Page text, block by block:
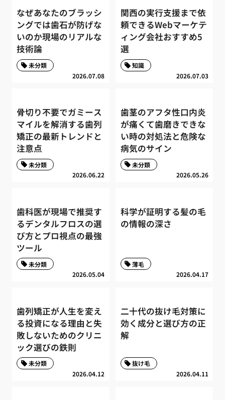
なぜあなたのブラッシ
ングでは歯石が防げな
いのか現場のリアルな
技術論
2026.07.08
未分類
関西の実行支援まで依
頼できるWebマーケテ
ィング会社おすすめ5
選
2026.07.03
知識
骨切り不要でガミース
マイルを解消する歯列
矯正の最新トレンドと
注意点
2026.06.22
未分類
歯茎のアフタ性口内炎
が痛くて歯磨きできな
い時の対処法と危険な
病気のサイン
2026.05.26
未分類
歯科医が現場で推奨す
るデンタルフロスの選
び方とプロ視点の最強
ツール
2026.05.04
未分類
科学が証明する髪の毛
の情報の深さ
2026.04.17
薄毛
歯列矯正が人生を変え
る投資になる理由と失
敗しないためのクリニ
ック選びの鉄則
2026.04.12
未分類
二十代の抜け毛対策に
効く成分と選び方の正
解
2026.04.11
抜け毛